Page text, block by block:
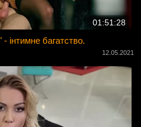
01:51:28
інтимне багатство.
12.05.2021